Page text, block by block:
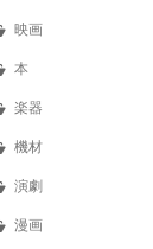
映画
本
楽器
機材
演劇
漫画